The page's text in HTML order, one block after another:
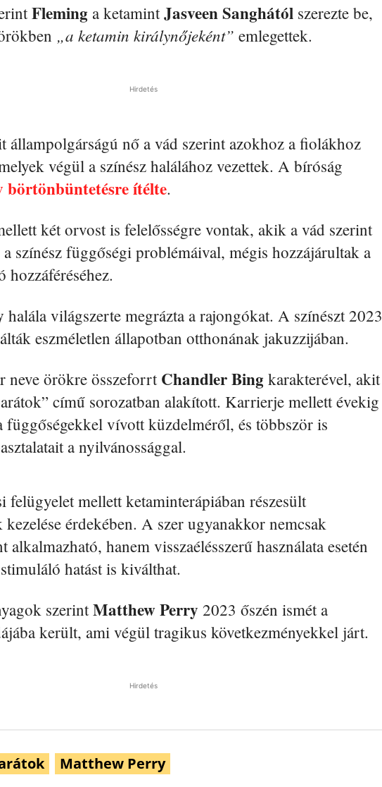
Fleming a ketamintJasveen Sanghától szerezte be,
„a ketamin királynőjeként” emlegettek.
Hirdetés
állampolgárságú nő a vád szerint azokhoz a fiolákhoz
végül a színész halálához vezettek. A bíróság
börtönbüntetésre ítélte.
két orvost is felelősségre vontak, akik a vád szerint
színész függőségi problémáival, mégis hozzájárultak a
hozzáféréséhez.
halála világszerte megrázta a rajongókat. A színészt 2023
eszméletlen állapotban otthonának jakuzzijában.
neve örökre összeforrt Chandler Bing karakterével, akit
című sorozatban alakított. Karrierje mellett évekig
függőségekkel vívott küzdelméről, és többször is
a nyilvánossággal.
felügyelet mellett ketaminterápiában részesült
kezelése érdekében. A szer ugyanakkor nemcsak
alkalmazható, hanem visszaélésszerű használata esetén
hatást is kiválthat.
szerintMatthew Perry 2023 őszén ismét a
került, ami végül tragikus következményekkel járt.
Hirdetés
Matthew Perry